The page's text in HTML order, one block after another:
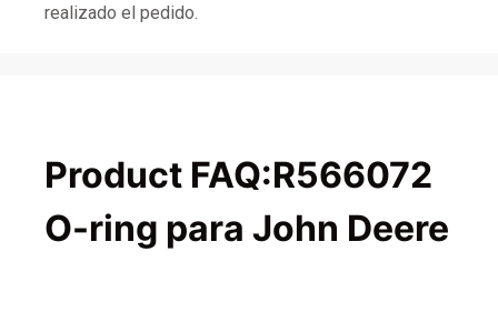
realizado el pedido.
Product FAQ:R566072
O-ring para John Deere